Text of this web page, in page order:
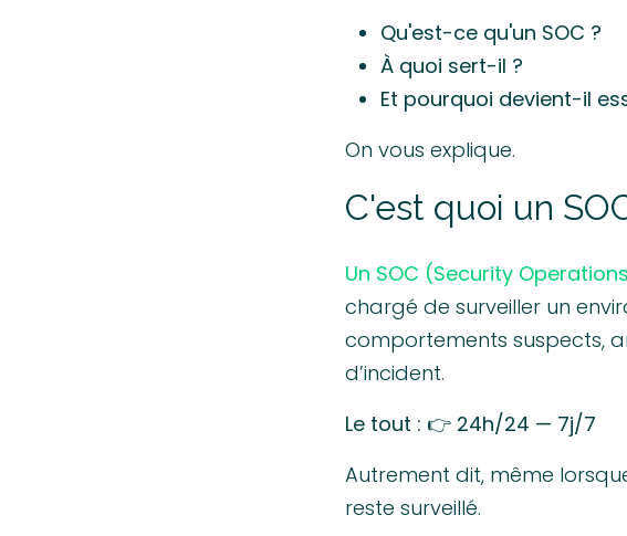
Qu'est-ce qu'un SOC ?
À quoi sert-il ?
Et pourquoi devient-il
On vous explique.
C'est quoi un
Un SOC (Security
chargé de surveiller un
comportements suspects,
d’incident.
Le tout : 👉 24h/24 — 7j/7
Autrement dit, même
reste surveillé.